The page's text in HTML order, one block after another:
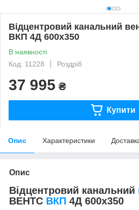
Відцентровий канальний
ВКП 4Д 600х350
В наявності
Код: 11228
Роздріб
37 995 ₴
Купити
Опис Характеристики
Опис
Відцентровий канальний
ВЕНТС ВКП 4Д 600х350